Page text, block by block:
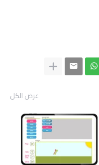
عرض الكل